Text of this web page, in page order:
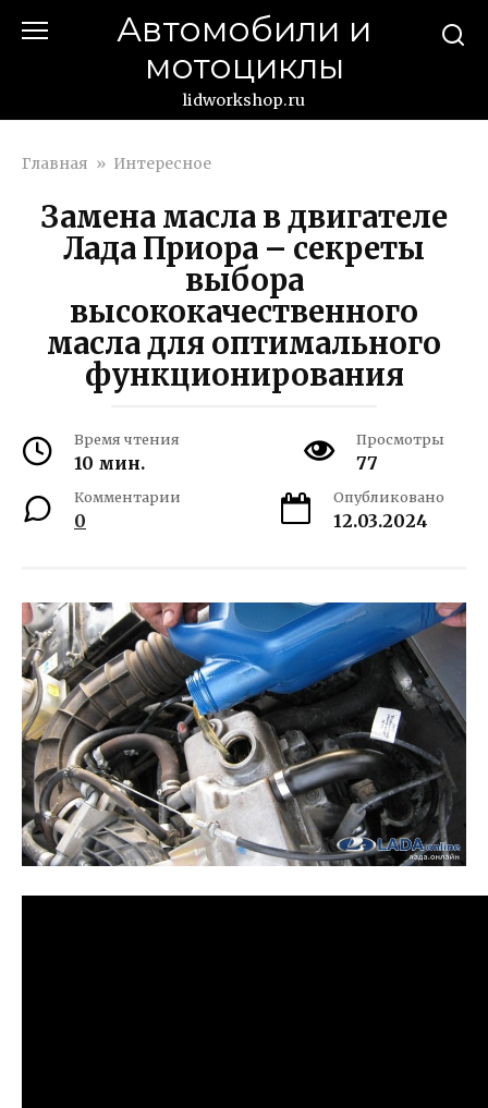
Автомобили и
мотоциклы
lidworkshop.ru
Главная » Интересное
Замена масла в двигателе
Лада Приора – секреты
выбора
высококачественного
масла для оптимального
функционирования
Время чтения
10 мин.
Просмотры
77
Комментарии
0
Опубликовано
12.03.2024